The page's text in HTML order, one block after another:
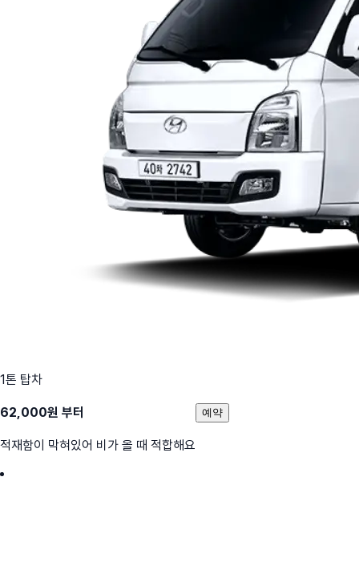
1톤 탑차
62,000원 부터
적재함이 막혀있어 비가 올 때 적합해요
예약